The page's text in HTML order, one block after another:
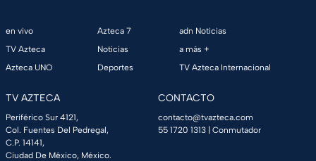
en vivo
TV Azteca
Azteca UNO
Azteca 7
Noticias
Deportes
adn Noticias
a más +
TV Azteca Internacional
TV AZTECA
Periférico Sur 4121,
Col. Fuentes Del Pedregal,
C.P. 14141,
Ciudad De México, México.
CONTACTO
contacto@tvazteca.com
55 1720 1313 | Conmutador